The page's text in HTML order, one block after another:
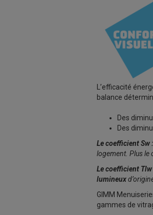
L’efficacité
balance
Des
Des
Le coefficient Sw :
logement. Plus le
Le coefficient Tlw
lumineux
GIMM
gammes de